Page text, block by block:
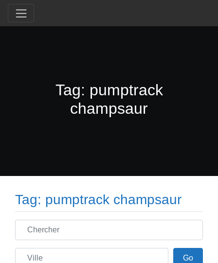
Tag: pumptrack
champsaur
Tag: pumptrack champsaur
Chercher
Ville GoGo